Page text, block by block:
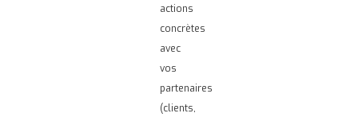
actions
concrètes
avec
vos
partenaires
(clients,